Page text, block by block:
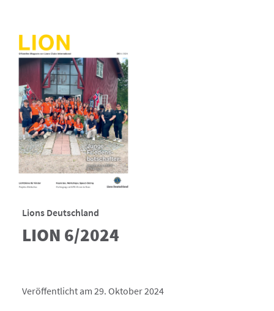
Lions Deutschland
LION 6/2024
Veröffentlicht am 29. Oktober 2024